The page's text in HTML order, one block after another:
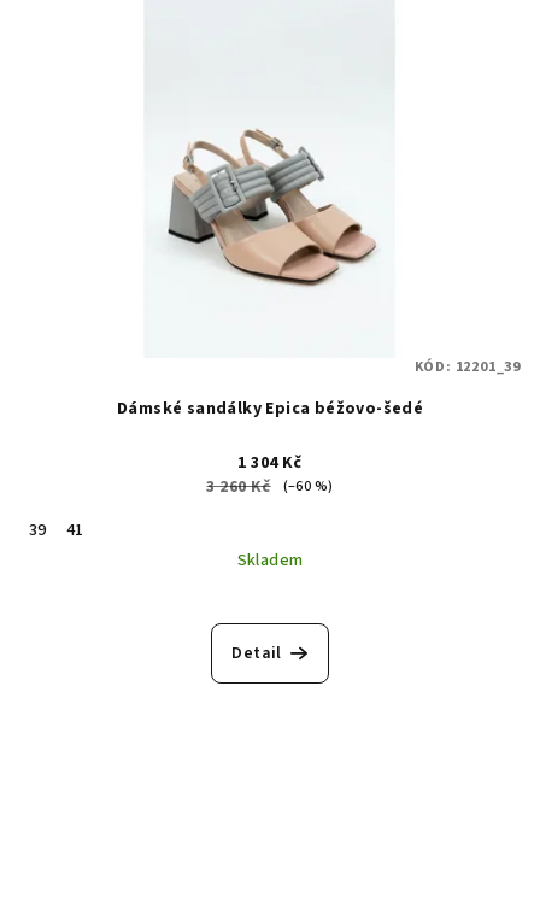
Dámské sandálky Epica béžovo-šedé
1 304 Kč
3 260 Kč
(–60 %)
39
41
Skladem
Detail
KÓD: 12201_39